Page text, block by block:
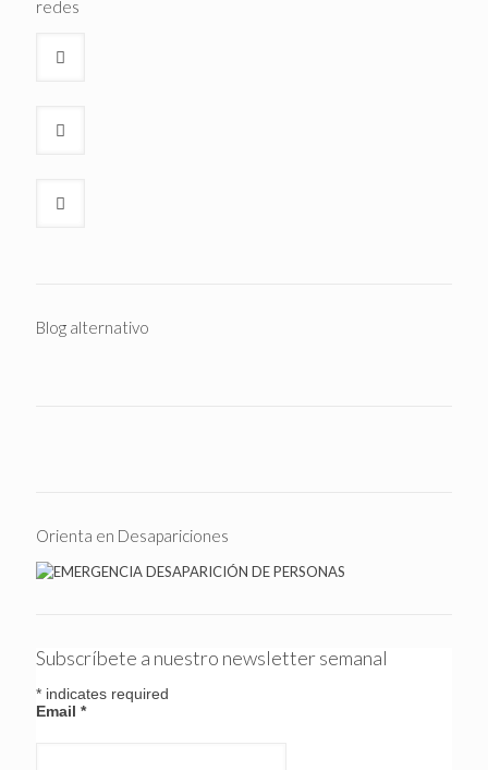
redes
Blog alternativo
Orienta en Desapariciones
Subscríbete a nuestro newsletter semanal
* indicates required
Email *